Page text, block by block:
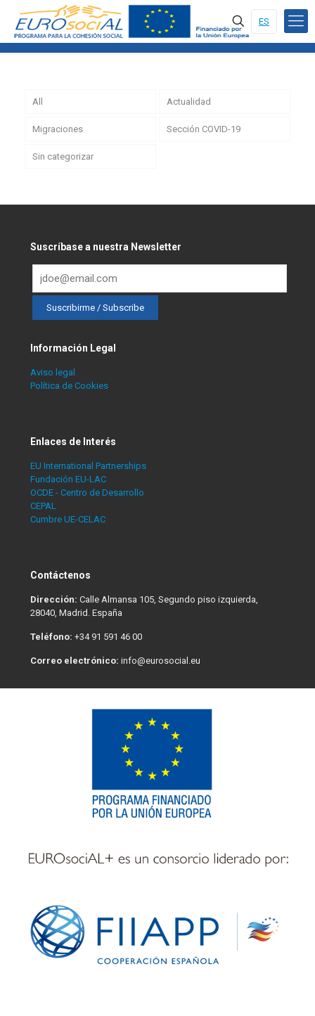
ES
All Actualidad
Migraciones Sección COVID-19
Sin categorizar
Suscríbase a nuestra Newsletter
Información Legal
Aviso legal
Política de Cookies
Enlaces de Interés
EU International Partnerships
Fundación EU-LAC
OCDE - Centro de Desarrollo
CEPAL
Cumbre UE-CELAC
Contáctenos
Dirección: Calle Almansa 105, Segundo piso izquierda,
28040, Madrid. España
Teléfono: +34 91 591 46 00
Correo electrónico: info@eurosocial.eu